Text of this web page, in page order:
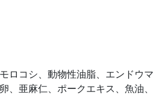
ロコシ、動物性油脂、エンドウマ
、亜麻仁、ポークエキス、魚油、